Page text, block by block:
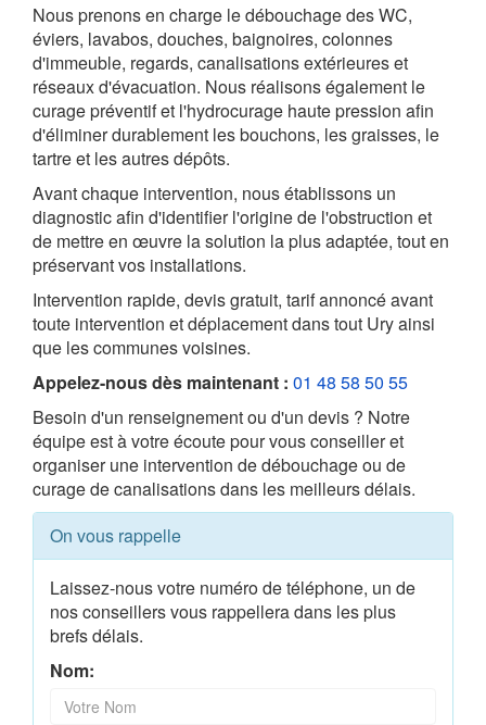
Nous prenons en charge le débouchage des WC,
éviers, lavabos, douches, baignoires, colonnes
d'immeuble, regards, canalisations extérieures et
réseaux d'évacuation. Nous réalisons également le
curage préventif et l'hydrocurage haute pression afin
d'éliminer durablement les bouchons, les graisses, le
tartre et les autres dépôts.
Avant chaque intervention, nous établissons un
diagnostic afin d'identifier l'origine de l'obstruction et
de mettre en œuvre la solution la plus adaptée, tout en
préservant vos installations.
Intervention rapide, devis gratuit, tarif annoncé avant
toute intervention et déplacement dans tout Ury ainsi
que les communes voisines.
Appelez-nous dès maintenant : 01 48 58 50 55
Besoin d'un renseignement ou d'un devis ? Notre
équipe est à votre écoute pour vous conseiller et
organiser une intervention de débouchage ou de
curage de canalisations dans les meilleurs délais.
On vous rappelle
Laissez-nous votre numéro de téléphone, un de
nos conseillers vous rappellera dans les plus
brefs délais.
Nom: